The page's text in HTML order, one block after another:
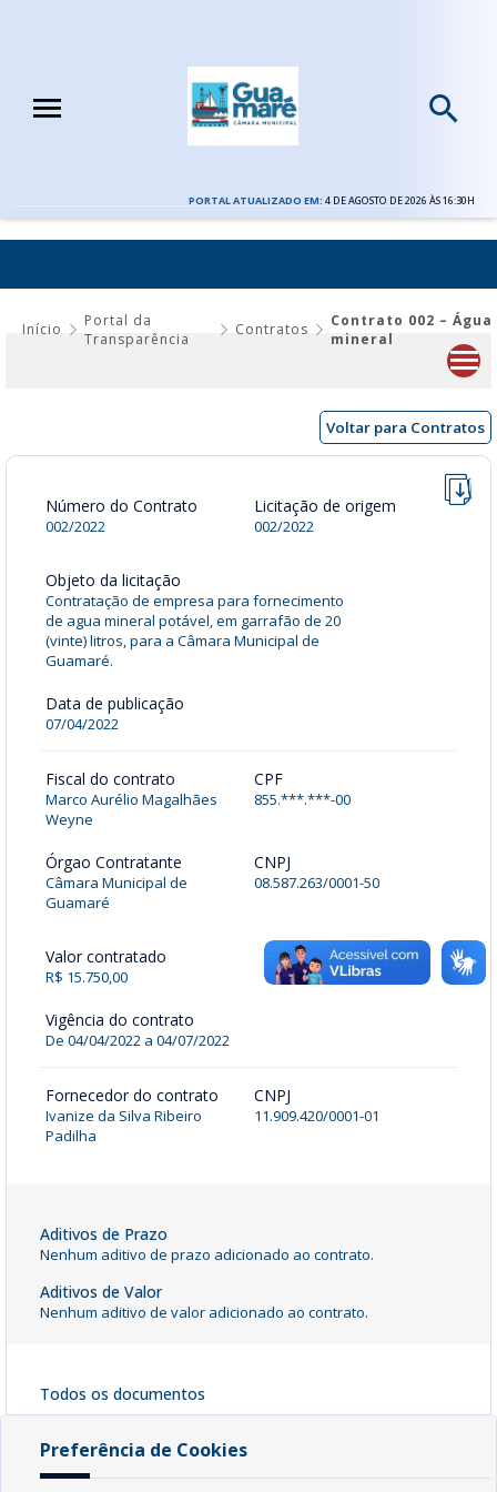
PORTAL ATUALIZADO EM: 4 DE AGOSTO DE 2026 ÀS 16:30H
Início
Portal da
Transparência
Contratos
Contrato 002 – Água
mineral
Voltar para Contratos
Número do Contrato
002/2022
Licitação de origem
002/2022
Objeto da licitação
Contratação de empresa para fornecimento
de agua mineral potável, em garrafão de 20
(vinte) litros, para a Câmara Municipal de
Guamaré.
Data de publicação
07/04/2022
Fiscal do contrato
Marco Aurélio Magalhães
Weyne
CPF
855.***.***-00
Órgao Contratante
Câmara Municipal de
Guamaré
CNPJ
08.587.263/0001-50
Valor contratado
R$ 15.750,00
Vigência do contrato
De 04/04/2022 a 04/07/2022
Fornecedor do contrato
Ivanize da Silva Ribeiro
Padilha
CNPJ
11.909.420/0001-01
Aditivos de Prazo
Nenhum aditivo de prazo adicionado ao contrato.
Aditivos de Valor
Nenhum aditivo de valor adicionado ao contrato.
Todos os documentos
Baixar Arquivo
Preferência de Cookies